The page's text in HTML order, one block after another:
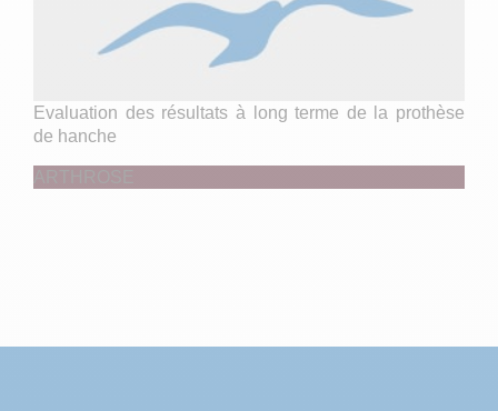
Evaluation des résultats à long terme de la prothèse
de hanche